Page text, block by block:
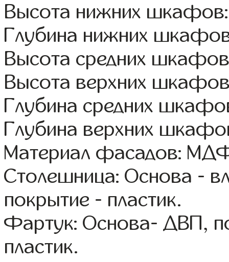
Высота нижних
Глубина нижних
Высота средних
Высота верхних
Глубина средних
Глубина верхних
Материал фасадов:
Столешница: Основа -
покрытие - пластик.
Фартук: Основа- ДВП,
пластик.